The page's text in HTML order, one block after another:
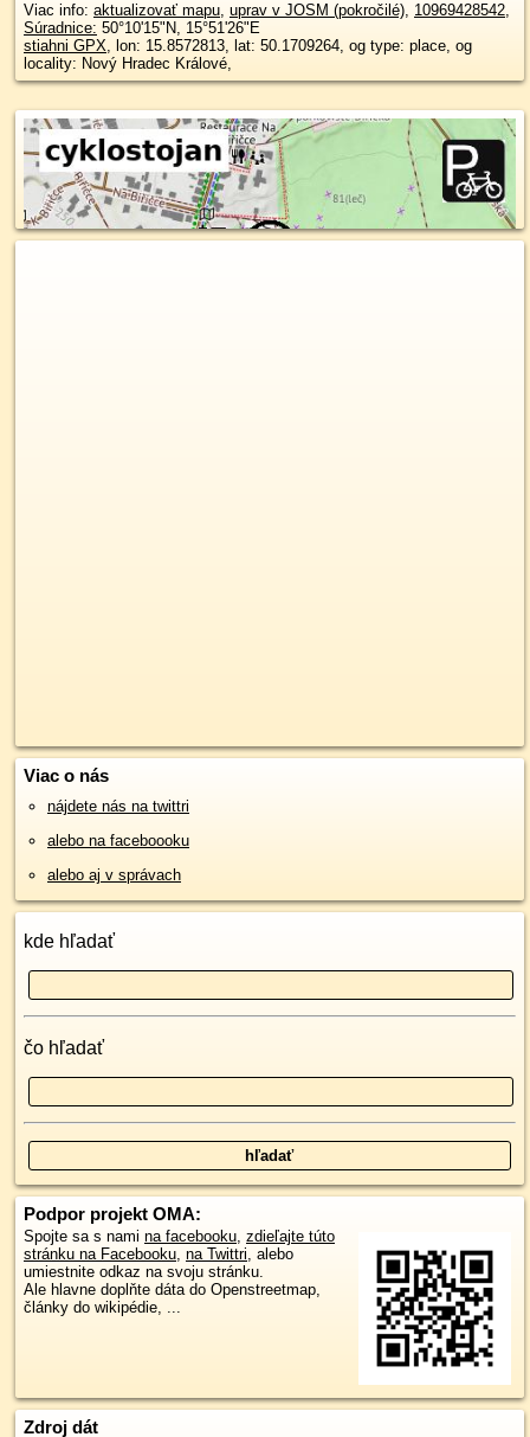
Viac info: aktualizovať mapu, uprav v JOSM (pokročilé), 10969428542,
Súradnice: 50°10'15"N, 15°51'26"E
stiahni GPX, lon: 15.8572813, lat: 50.1709264, og type: place, og
locality: Nový Hradec Králové,
Viac o nás
nájdete nás na twittri
alebo na faceboooku
alebo aj v správach
kde hľadať
čo hľadať
Podpor projekt OMA:
Spojte sa s nami na facebooku, zdieľajte túto
stránku na Facebooku, na Twittri, alebo
umiestnite odkaz na svoju stránku.
Ale hlavne doplňte dáta do Openstreetmap,
články do wikipédie, ...
Zdroj dát